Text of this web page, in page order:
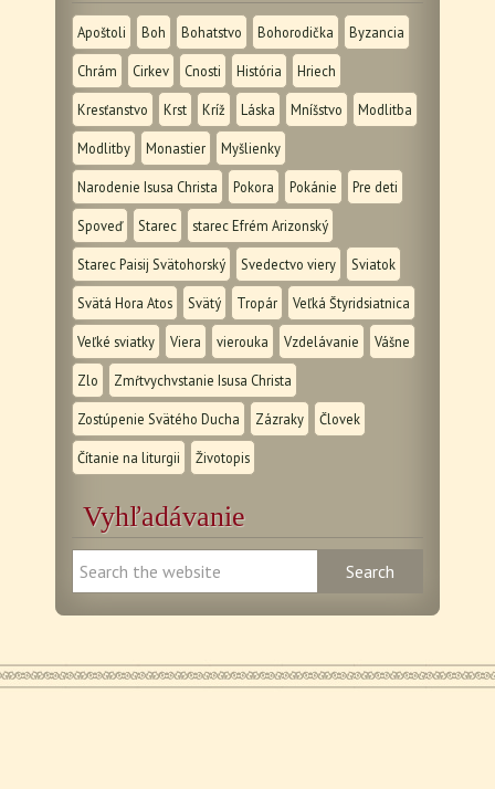
Apoštoli Boh Bohatstvo Bohorodička Byzancia
Chrám Cirkev Cnosti História Hriech
Kresťanstvo Krst Kríž Láska Mníšstvo Modlitba
Modlitby Monastier Myšlienky
Narodenie Isusa Christa Pokora Pokánie Pre deti
Spoveď Starec starec Efrém Arizonský
Starec Paisij Svätohorský Svedectvo viery Sviatok
Svätá Hora Atos Svätý Tropár Veľká Štyridsiatnica
Veľké sviatky Viera vierouka Vzdelávanie Vášne
Zlo Zmŕtvychvstanie Isusa Christa
Zostúpenie Svätého Ducha Zázraky Človek
Čítanie na liturgii Životopis
Vyhľadávanie